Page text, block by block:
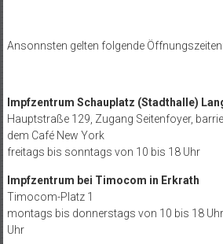
Ansonnsten gelten folgende Öffnungszeiten:
Impfzentrum Schauplatz (Stadthalle)
Hauptstraße 129, Zugang Seitenfoyer,
dem Café New York
freitags bis sonntags von 10 bis 18 Uhr
Impfzentrum bei Timocom in Erkrath
Timocom-Platz 1
montags bis donnerstags von 10 bis 18
Uhr